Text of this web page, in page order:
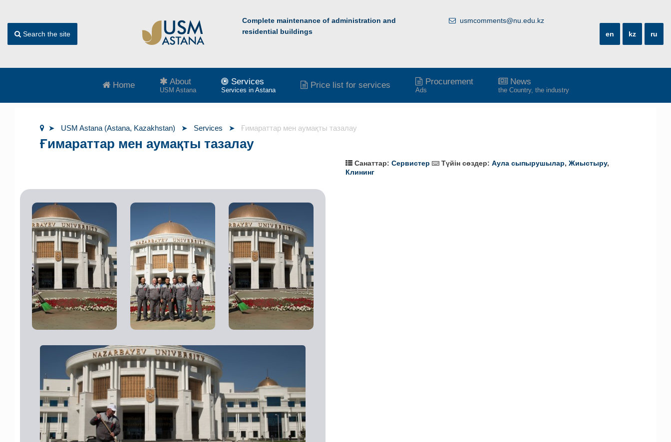
Search the site
Complete maintenance of administration and
residential buildings
usmcomments@nu.edu.kz
ru
kz
en
Home About
USM Astana
Services
Services in Astana
Price list for services Procurement
Ads
News
the Country, the industry
USM Astana (Astana, Kazakhstan) Services Ғимараттар мен аумақты тазалау
Ғимараттар мен аумақты тазалау
Санаттар: Сервистер Түйін сөздер: Аула сыпырушылар, Жиыстыру,
Клининг